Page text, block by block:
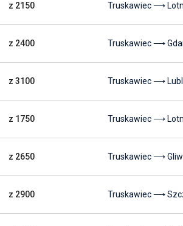
z 2150
z 2400
z 3100
z 1750
z 2650
z 2900
Truskawiec ⟶
Truskawiec ⟶
Truskawiec ⟶
Truskawiec ⟶
Truskawiec ⟶
Truskawiec ⟶